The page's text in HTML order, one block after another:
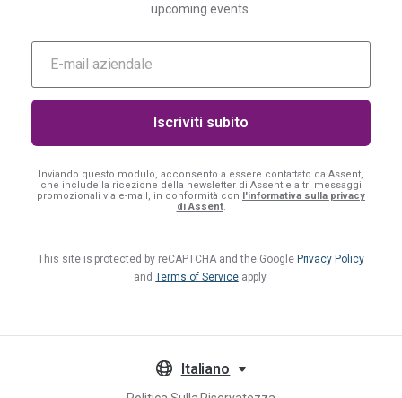
upcoming events.
Inviando questo modulo, acconsento a essere contattato da Assent,
che include la ricezione della newsletter di Assent e altri messaggi
promozionali via e-mail, in conformità con l'informativa sulla privacy
di Assent.
This site is protected by reCAPTCHA and the Google Privacy Policy
andTerms of Serviceapply.
Italiano